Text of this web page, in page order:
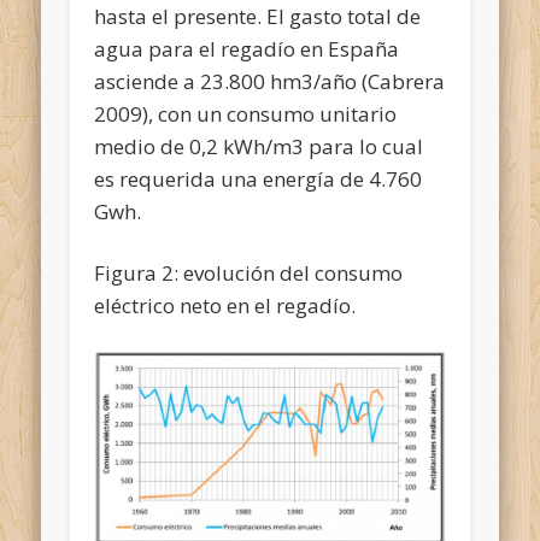
hasta el presente. El gasto total de
agua para el regadío en España
asciende a 23.800 hm3/año (Cabrera
2009), con un consumo unitario
medio de 0,2 kWh/m3 para lo cual
es requerida una energía de 4.760
Gwh.
Figura 2: evolución del consumo
eléctrico neto en el regadío.